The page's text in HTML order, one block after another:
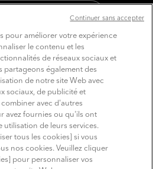
dédié aux Pros
pour améliorer votre expérience
le contenu et les
de réseaux sociaux et
partageons également des
de notre site Web avec
sociaux, de publicité et
avec d'autres
avez fournies ou qu'ils ont
utilisation de leurs services.
tous les cookies] si vous
nos cookies. Veuillez cliquer
pour personnaliser vos
Continuer sans accepter